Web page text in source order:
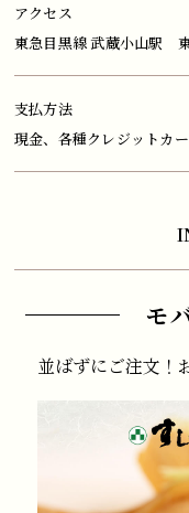
アクセス
東急目黒線 武蔵小山駅
支払方法
現金、各種クレジットカ
モバ
並ばずにご注文！